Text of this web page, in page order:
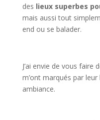
des lieux superbes
mais aussi tout
end ou se balader.
J’ai envie de vous faire
m’ont marqués par
ambiance.